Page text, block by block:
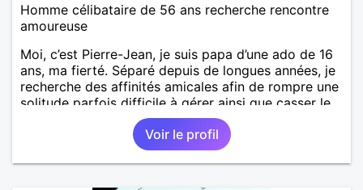
Homme célibataire de 56 ans recherche rencontre
amoureuse
Moi, c’est Pierre-Jean, je suis papa d’une ado de 16
ans, ma fierté. Séparé depuis de longues années, je
recherche des affinités amicales afin de rompre une
solitude parfois difficile à gérer ainsi que casser le
vague à l’âme. L’amitié reste extrêmement
importante à mes yeux mais peut se décliner en des
sentiments plus puissants. « Le temps fera son
œuvre » disait Arthur Schopenhauer, philosophe
Voir le profil